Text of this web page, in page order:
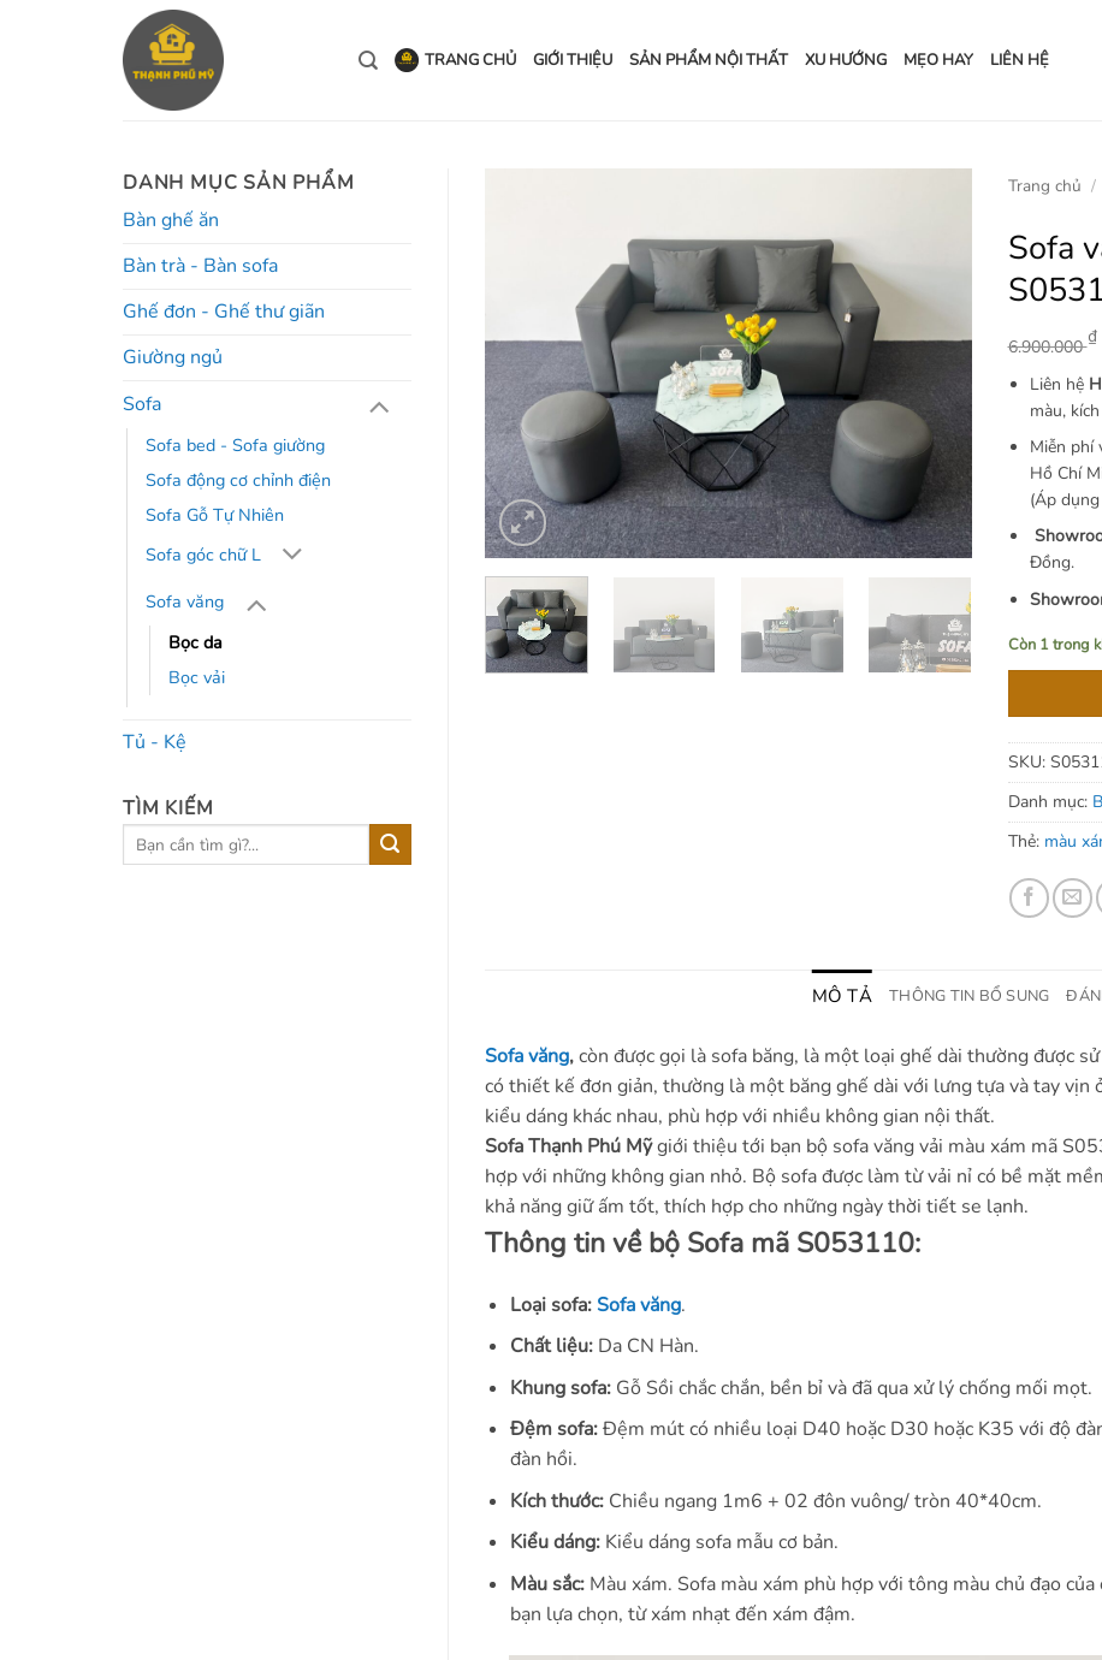
TRANG CHỦ GIỚI THIỆU SẢN PHẨM NỘI THẤT XU HƯỚNG MẸO HAY LIÊN HỆ
DANH MỤC SẢN PHẨM
Bàn ghế ăn
Bàn trà - Bàn sofa
Ghế đơn - Ghế thư giãn
Giường ngủ
Sofa
Sofa bed - Sofa giường
Sofa động cơ chỉnh điện
Sofa Gỗ Tự Nhiên
Sofa góc chữ L
Sofa văng
Bọc da
Bọc vải
Tủ - Kệ
TÌM KIẾM
Tìm
kiếm:
Trang chủ /
Sofa
6.900.000₫
Liên hệ
màu,
Miễn phí
Hồ Chí
(Áp
Đồng.
Còn 1 trong
SKU:
Danh mục:
Thẻ: màu
MÔ TẢ THÔNG TIN BỔ SUNG
Sofa văng,còn được gọi là sofa băng, là một loại ghế dài thường được
có thiết kế đơn giản, thường là một băng ghế dài với lưng tựa và tay vịn
kiểu dáng khác nhau, phù hợp với nhiều không gian nội thất.
Sofa Thạnh Phú Mỹgiới thiệu tới bạn bộ sofa văng vải màu xám mã
hợp với những không gian nhỏ. Bộ sofa được làm từ vải nỉ có bề mặt
khả năng giữ ấm tốt, thích hợp cho những ngày thời tiết se lạnh.
Thông tin về bộ Sofa mã S053110:
Loại sofa: Sofa văng.
Chất liệu:Da CN Hàn.
Khung sofa:Gỗ Sồi chắc chắn, bền bỉ và đã qua xử lý chống mối mọt.
Đệm sofa:Đệm mút có nhiều loại D40 hoặc D30 hoặc K35 với độ
đàn hồi.
Kích thước: Chiều ngang 1m6 + 02 đôn vuông/ tròn 40*40cm.
Kiểu dáng:Kiểu dáng sofa mẫu cơ bản.
Màu sắc:Màu xám. Sofa màu xám phù hợp với tông màu chủ đạo
bạn lựa chọn, từ xám nhạt đến xám đậm.